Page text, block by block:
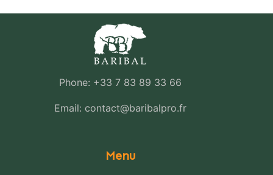
Phone: +33 7 83 89 33 66
Email: contact@baribalpro.fr
Menu